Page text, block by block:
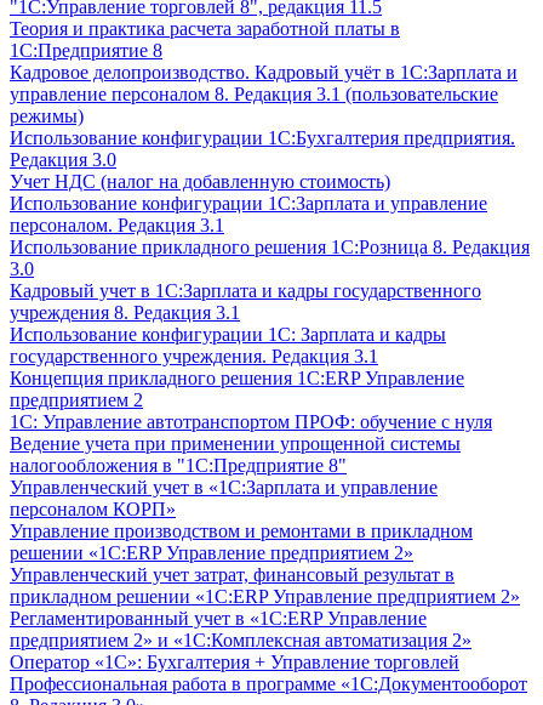
"1С:Управление торговлей 8", редакция 11.5
Теория и практика расчета заработной платы в
1С:Предприятие 8
Кадровое делопроизводство. Кадровый учёт в 1С:Зарплата и
управление персоналом 8. Редакция 3.1 (пользовательские
режимы)
Использование конфигурации 1С:Бухгалтерия предприятия.
Редакция 3.0
Учет НДС (налог на добавленную стоимость)
Использование конфигурации 1С:Зарплата и управление
персоналом. Редакция 3.1
Использование прикладного решения 1С:Розница 8. Редакция
3.0
Кадровый учет в 1С:Зарплата и кадры государственного
учреждения 8. Редакция 3.1
Использование конфигурации ‎1С: Зарплата и кадры
государственного учреждения. Редакция 3.1
Концепция прикладного решения 1С:ERP Управление
предприятием 2
1С: Управление автотранспортом ПРОФ: обучение с нуля
Ведение учета при применении упрощенной системы
налогообложения в "1С:Предприятие 8"
Управленческий учет в «1C:Зарплата и управление
персоналом КОРП»
Управление производством и ремонтами в прикладном
решении «1С:ERP Управление предприятием 2»
Управленческий учет затрат, финансовый результат в
прикладном решении «1С:ERP Управление предприятием 2»
Регламентированный учет в «1С:ERP Управление
предприятием 2» и «1С:Комплексная автоматизация 2»
Оператор «1С»: Бухгалтерия + Управление торговлей
Профессиональная работа в программе «1С:Документооборот